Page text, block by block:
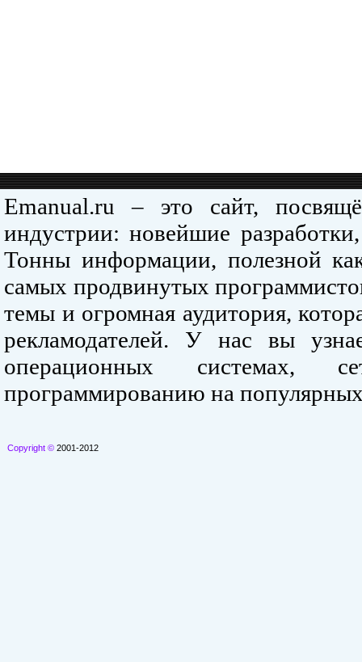
Emanual.ru – это сайт,
индустрии: новейшие
Тонны информации, полезной
самых продвинутых
темы и огромная аудитория,
рекламодателей. У нас вы
операционных системах,
программированию на
Copyright © 2001-2012